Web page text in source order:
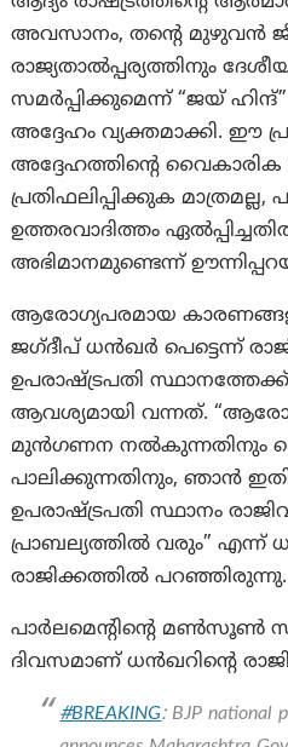
അവസാനം, തന്റെ മുഴുവൻ
രാജ്യതാൽപ്പര്യത്തിനും
സമർപ്പിക്കുമെന്ന് “ജയ്
അദ്ദേഹം വ്യക്തമാക്കി. ഈ
അദ്ദേഹത്തിന്റെ
പ്രതിഫലിപ്പിക്കുക മാത്രമല്ല,
ഉത്തരവാദിത്തം
അഭിമാനമുണ്ടെന്ന്
ആരോഗ്യപരമായ
ജഗ്ദീപ് ധൻഖർ പെട്ടെന്ന്
ഉപരാഷ്ട്രപതി
ആവശ്യമായി വന്നത്.
മുൻഗണന നൽകുന്നതിനും
പാലിക്കുന്നതിനും, ഞാൻ
ഉപരാഷ്ട്രപതി സ്ഥാനം
പ്രാബല്യത്തിൽ വരും” എന്ന്
രാജിക്കത്തിൽ പറഞ്ഞിരുന്നു.
പാർലമെന്റിന്റെ മൺസൂൺ
ദിവസമാണ് ധൻഖറിന്റെ
#BREAKING: BJP national